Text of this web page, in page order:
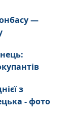
—
з
- фото